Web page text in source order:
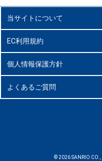
当サイトについて
EC利用規約
個人情報保護方針
よくあるご質問
© 2026 SANRIO CO.,